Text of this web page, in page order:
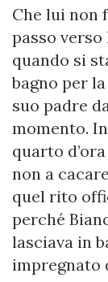
Che lui non
passo verso
quando si
bagno per la
suo padre
momento.
quarto
non a
quel rito
perché
lasciava in
impregnato